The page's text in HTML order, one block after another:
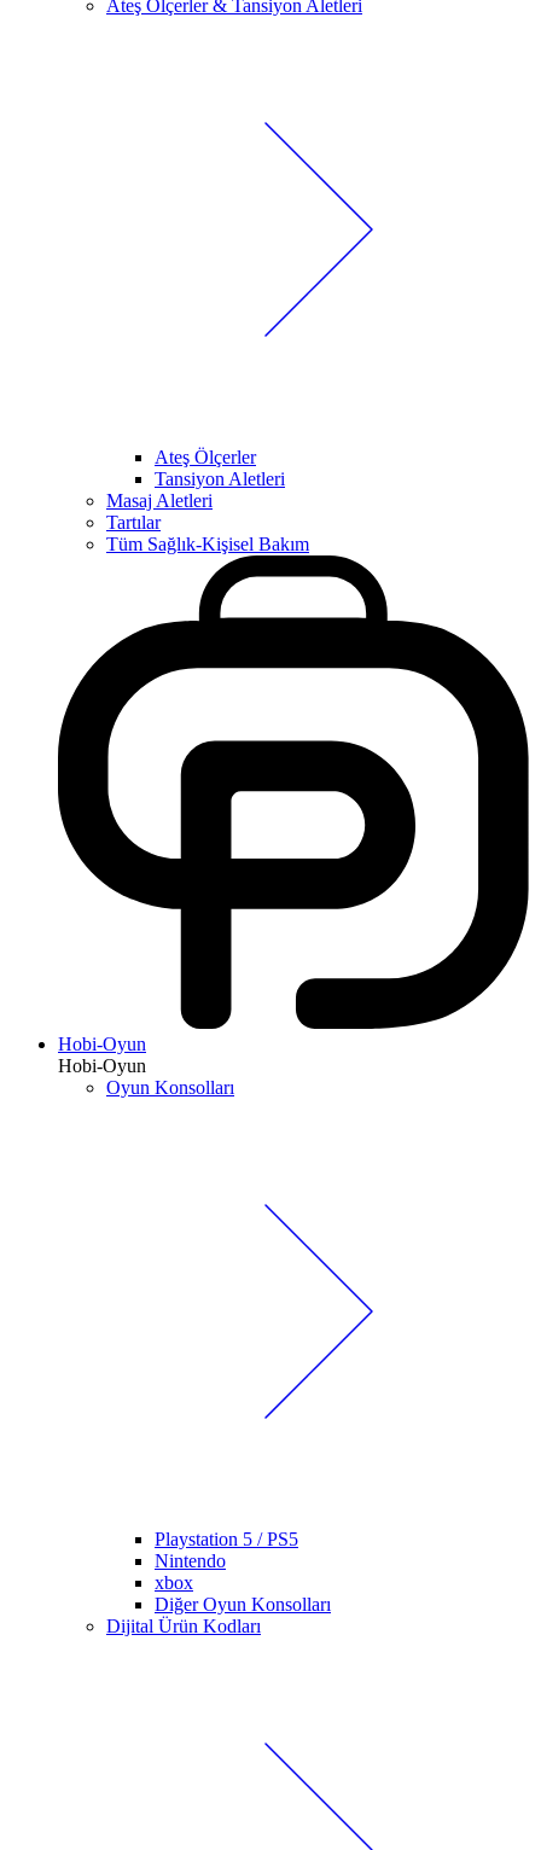
Ateş Ölçerler & Tansiyon Aletleri
Ateş Ölçerler
Tansiyon Aletleri
Masaj Aletleri
Tartılar
Tüm Sağlık-Kişisel Bakım
Hobi-Oyun
Hobi-Oyun
Oyun Konsolları
Playstation 5 / PS5
Nintendo
xbox
Diğer Oyun Konsolları
Dijital Ürün Kodları